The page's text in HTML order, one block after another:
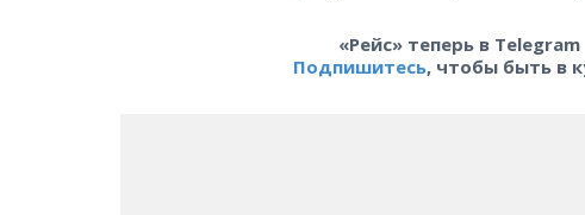
«Рейс» теперь в Telegram
Подпишитесь, чтобы быть в